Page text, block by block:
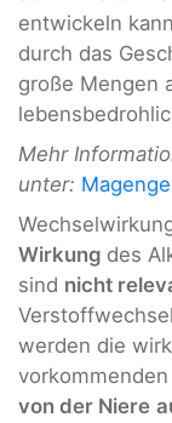
entwickeln
durch das
große Mengen
Mehr
unter:
Wirkung des
sind nicht
werden die
von der Niere